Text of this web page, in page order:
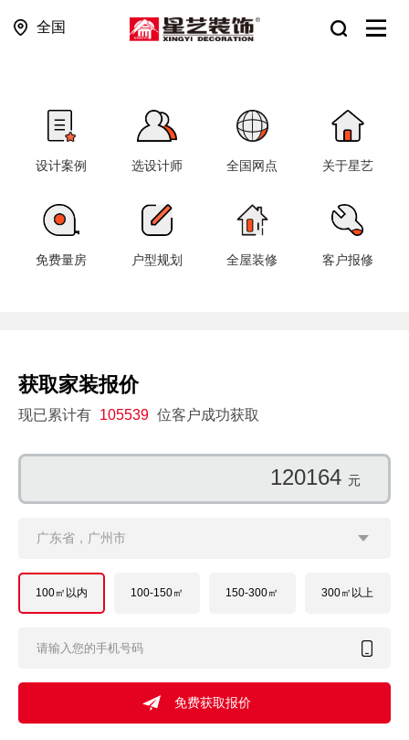
全国
设计案例 选设计师 全国网点 关于星艺
免费量房 户型规划 全屋装修 客户报修
获取家装报价
现已累计有 105539 位客户成功获取
116930 元
广东省，广州市
100㎡以内 100-150㎡ 150-300㎡ 300㎡以上